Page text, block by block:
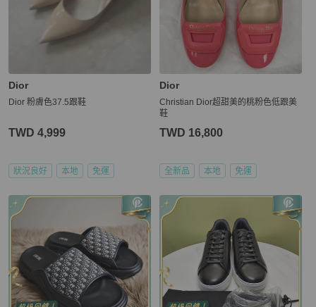
Dior
Dior 粉膚色37.5跟鞋
TWD 4,999
狀況良好 本地 免運
Dior
Christian Dior超甜美的桃粉色低跟美
鞋
TWD 16,800
全新品 本地 免運